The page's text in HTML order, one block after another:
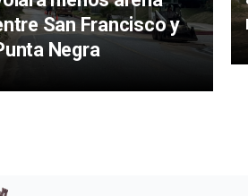
San Francisco y
Negra